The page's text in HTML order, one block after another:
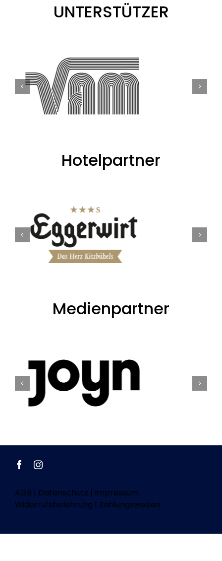
UNTERSTÜTZER
Hotelpartner
Medienpartner
AGB | Datenschutz | Impressum
Widerrufsbelehrung | Zahlungsweisen